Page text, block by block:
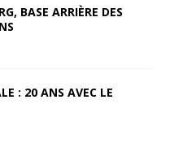
BASE ARRIÈRE DES
: 20 ANS AVEC LE